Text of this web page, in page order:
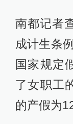
南都记者
成计生条
国家规定
了女职工
的产假为